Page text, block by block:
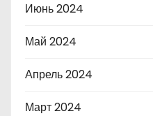
Июнь 2024
Май 2024
Апрель 2024
Март 2024